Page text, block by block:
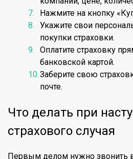
Нажмите на кнопку
Укажите свои
покупки страховки.
Оплатите страховку
банковской картой.
Заберите свою
почте.
Что делать при
страхового случая
Первым делом нужно звонить